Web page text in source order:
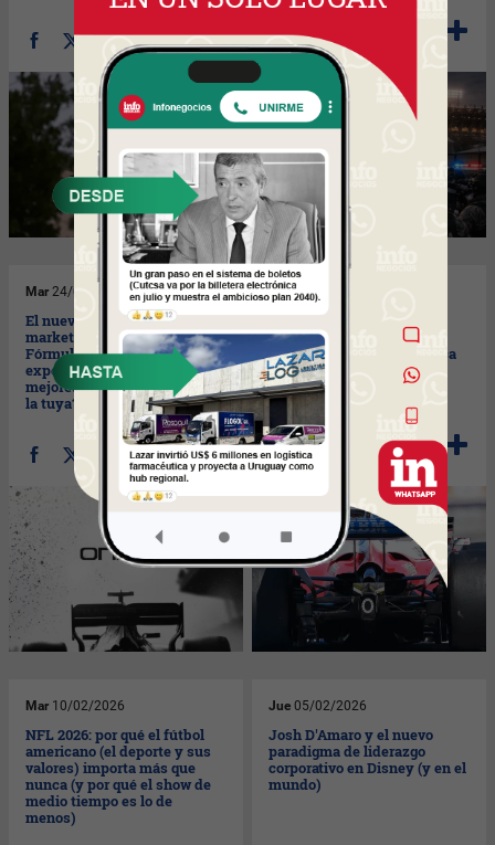
Mar 24/02/2026
El nuevo presente del
marketing: insights desde la
Fórmula 1 y su ecosistema de
experiencias (donde las
mejores marcas cocrean, ¿y
la tuya?) (parte II)
Mar24/02/2026
El ecosistema de la F1 ha
reescrito las reglas del
marketing global (¿tu marca
las está aplicando en el
2026?) (parte I)
Mar 10/02/2026
NFL 2026: por qué el fútbol
americano (el deporte y sus
valores) importa más que
nunca (y por qué el show de
medio tiempo es lo de
menos)
Jue 05/02/2026
Josh D'Amaro y el nuevo
paradigma de liderazgo
corporativo en Disney (y en el
mundo)